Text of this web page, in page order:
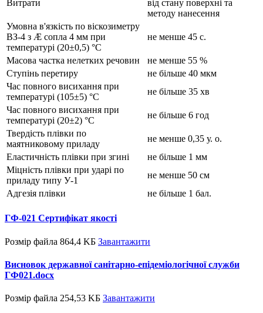
Витрати
від стану поверхні та
методу нанесення
Умовна в'язкість по віскозиметру
ВЗ-4 з Æ сопла 4 мм при
температурі (20±0,5) °С
не менше 45 с.
Масова частка нелетких речовин
не менше 55 %
Ступінь перетиру
не більше 40 мкм
Час повного висихання при
температурі (105±5) °С
не більше 35 хв
Час повного висихання при
температурі (20±2) °С
не більше 6 год
Твердість плівки по
маятниковому приладу
не менше 0,35 у. о.
Еластичність плівки при згині
не більше 1 мм
Міцність плівки при ударі по
приладу типу У-1
не менше 50 см
Адгезія плівки
не більше 1 бал.
ГФ-021 Сертифікат якості
Розмір файла 864,4 KБ Завантажити
Висновок державної санітарно-епідеміологічної служби
ГФ021.docx
Розмір файла 254,53 KБ Завантажити